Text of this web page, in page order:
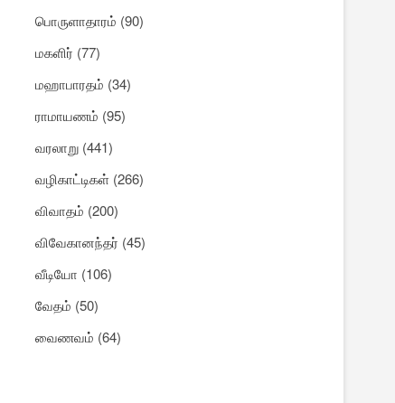
பொருளாதாரம் (90)
மகளிர் (77)
மஹாபாரதம் (34)
ராமாயணம் (95)
வரலாறு (441)
வழிகாட்டிகள் (266)
விவாதம் (200)
விவேகானந்தர் (45)
வீடியோ (106)
வேதம் (50)
வைணவம் (64)